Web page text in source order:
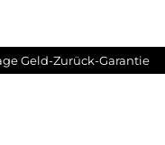
Geld-Zurück-Garantie